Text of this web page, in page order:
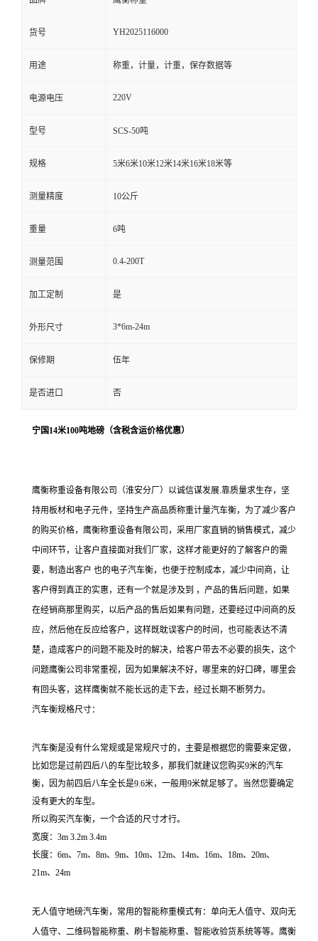
货号 YH2025116000
用途 称重，计量，计重，保存数据等
电源电压 220V
型号 SCS-50吨
规格 5米6米10米12米14米16米18米等
测量精度 10公斤
重量 6吨
测量范围 0.4-200T
加工定制 是
外形尺寸 3*6m-24m
保修期 伍年
是否进口 否
宁国14米100吨地磅（含税含运价格优惠）
鹰衡称重设备有限公司
（淮安分厂）以诚信谋发展.靠质量求生存，坚
持用板材和电子元件，坚持生产高品质称重计量汽车衡，为了减少客户
的购买价格，鹰衡称重设备有限公司，采用厂家直销的销售模式，减少
中间环节，让客户直接面对我们厂家，这样才能更好的了解客户的需
要，制造出客户 也的电子汽车衡，也便于控制成本，减少中间商，让
客户得到真正的实惠，还有一个就是涉及到 ，产品的售后问题，如果
在经销商那里购买，以后产品的售后如果有问题，还要经过中间商的反
应，然后他在反应给客户，这样既耽误客户的时间，也可能表达不清
楚，造成客户的问题不能及时的解决，给客户带去不必要的损失，这个
问题鹰衡公司非常重视，因为如果解决不好，哪里来的好口碑，哪里会
有回头客，这样鹰衡就不能长远的走下去，经过长期不断努力。
汽车衡规格尺寸：
汽车衡是没有什么常规或是常规尺寸的，主要是根据您的需要来定做，
比如您是过前四后八的车型比较多，那我们就建议您购买9米的汽车
衡，因为前四后八车全长是9.6米，一般用9米就足够了。当然您要确定
没有更大的车型。
所以购买汽车衡，一个合适的尺寸才行。
宽度： 3m 3.2m 3.4m
长度： 6m、 7m、 8m、 9m、 10m、 12m、 14m、 16m、 18m、 20m、
21m、 24m
无人值守地磅汽车衡，常用的智能称重模式有：单向无人值守、双向无
人值守、二维码智能称重、刷卡智能称重、智能收验货系统等等。鹰衡